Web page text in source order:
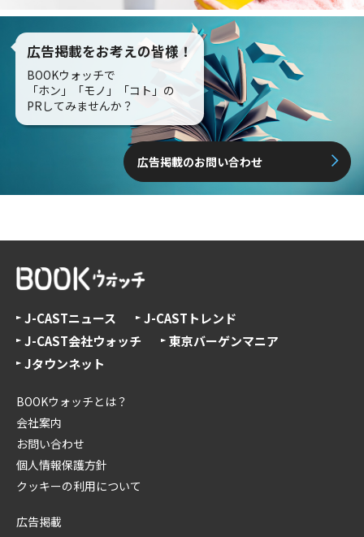
広告掲載をお考えの皆様！
BOOKウォッチで
「ホン」「モノ」「コト」の
PRしてみませんか？
広告掲載のお問い合わせ
J-CASTニュース
J-CASTトレンド
J-CAST会社ウォッチ
東京バーゲンマニア
Jタウンネット
BOOKウォッチとは？
会社案内
お問い合わせ
個人情報保護方針
クッキーの利用について
広告掲載